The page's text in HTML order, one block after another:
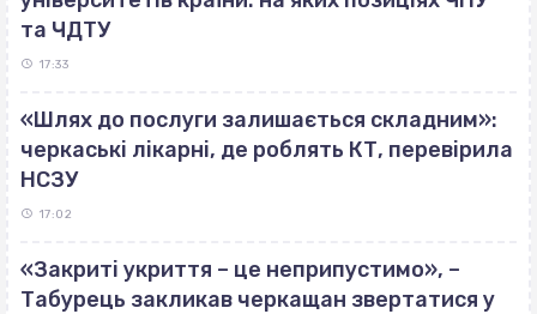
та ЧДТУ
17:33
«Шлях до послуги залишається складним»:
черкаські лікарні, де роблять КТ, перевірила
НСЗУ
17:02
«Закриті укриття – це неприпустимо», –
Табурець закликав черкащан звертатися у